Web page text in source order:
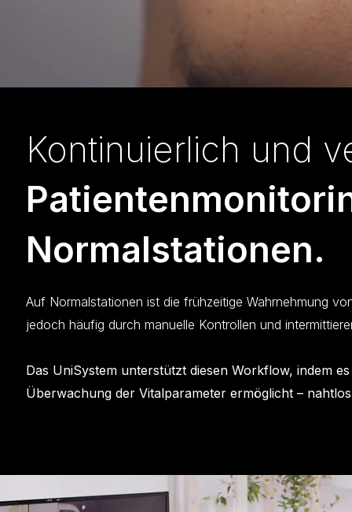
Kontinuierlich und
Normalstationen.
Auf Normalstationen ist die frühzeitige Wahrnehmung
jedoch häufig durch manuelle Kontrollen und
Das UniSystem unterstützt diesen Workflow, indem
Überwachung der Vitalparameter ermöglicht –